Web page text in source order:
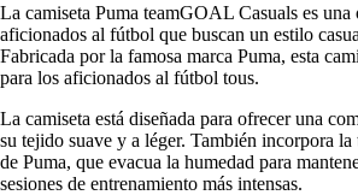
La camiseta Puma teamGOAL Casuals es
aficionados al fútbol que buscan un estilo
Fabricada por la famosa marca Puma, esta
para los aficionados al fútbol tous.
La camiseta está diseñada para ofrecer una
su tejido suave y a léger. También incorpora
de Puma, que evacua la humedad para
sesiones de entrenamiento más intensas.